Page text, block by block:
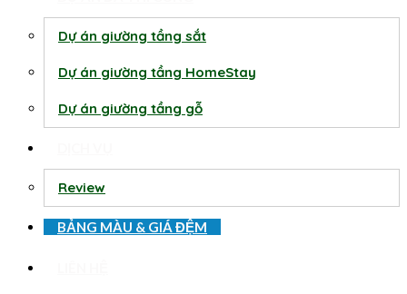
Dự án giường tầng sắt
Dự án giường tầng HomeStay
Dự án giường tầng gỗ
Review
BẢNG MÀU & GIÁ ĐỆM